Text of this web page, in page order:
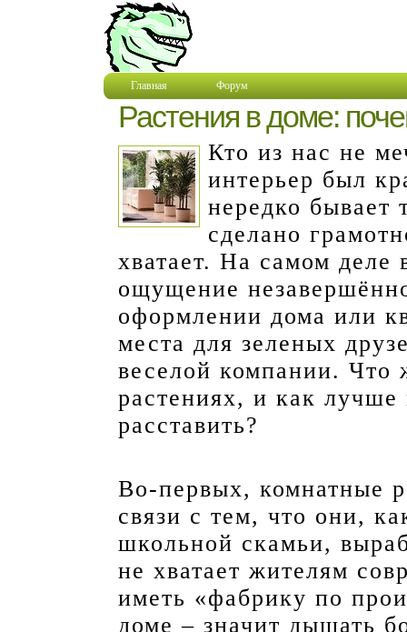
Главная Форум
Растения в доме:
Кто из нас не
интерьер был
нередко бывает
сделано
хватает. На самом деле
ощущение
оформлении дома или
места для зеленых
веселой компании. Что
растениях, и как лучше
расставить?
Во-первых, комнатные
связи с тем, что они,
школьной скамьи,
не хватает жителям
иметь «фабрику по
доме – значит дышать